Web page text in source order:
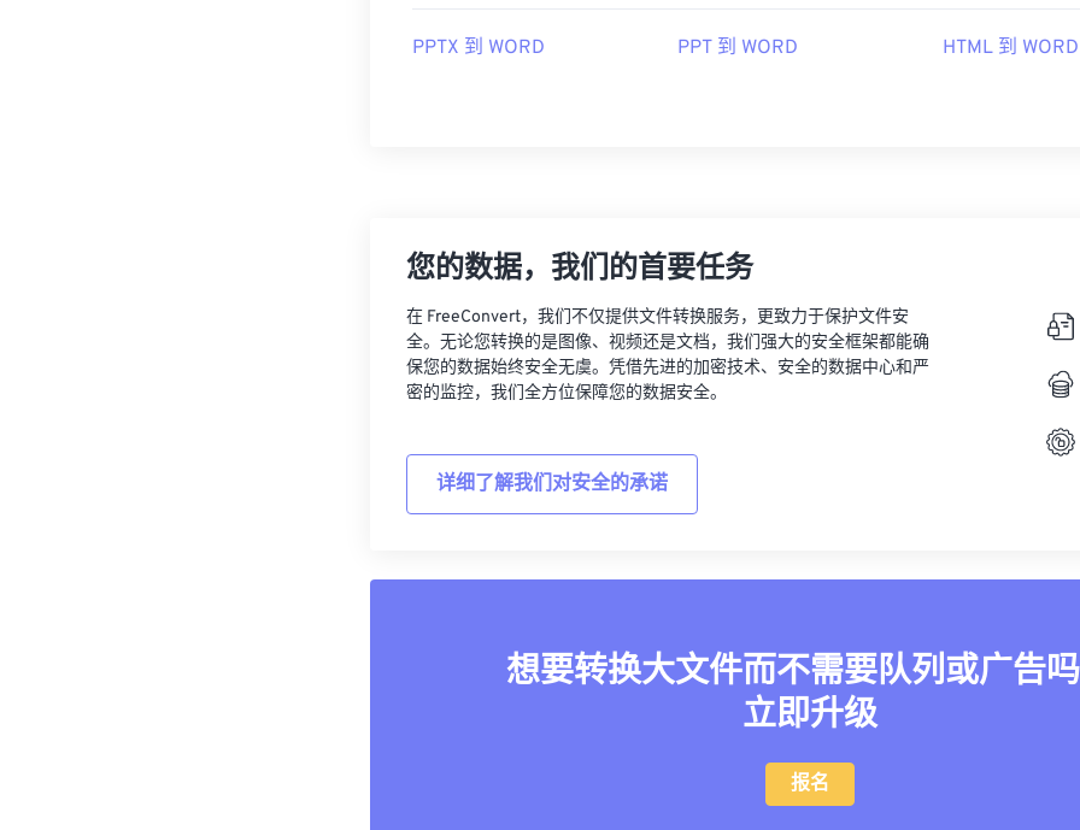
PPTX 到 WORD PPT 到 WORD HTML 到 WORD
您的数据，我们的首要任务
在 FreeConvert，我们不仅提供文件转换服务，更致力于保护文件安
全。无论您转换的是图像、视频还是文档，我们强大的安全框架都能确
保您的数据始终安全无虞。凭借先进的加密技术、安全的数据中心和严
密的监控，我们全方位保障您的数据安全。
详细了解我们对安全的承诺
想要转换大文件而不需要队列或广告吗
立即升级
报名